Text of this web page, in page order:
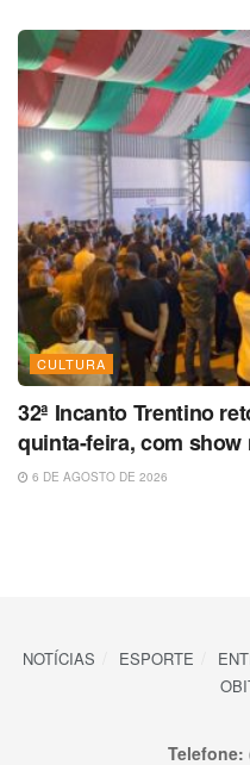
CULTURA
32ª Incanto Trentino
quinta-feira, com
6 DE AGOSTO DE 2026
NOTÍCIAS ESPORTE
Telefone: